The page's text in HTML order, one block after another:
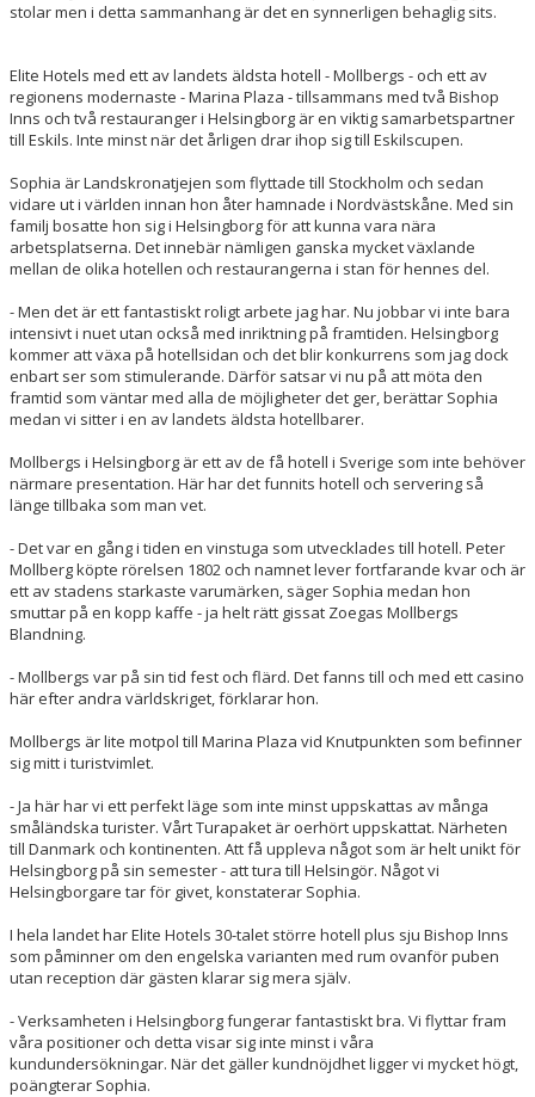
stolar men i detta sammanhang är det en synnerligen behaglig sits.
Elite Hotels med ett av landets äldsta hotell - Mollbergs - och ett av
regionens modernaste - Marina Plaza - tillsammans med två Bishop
Inns och två restauranger i Helsingborg är en viktig samarbetspartner
till Eskils. Inte minst när det årligen drar ihop sig till Eskilscupen.
Sophia är Landskronatjejen som flyttade till Stockholm och sedan
vidare ut i världen innan hon åter hamnade i Nordvästskåne. Med sin
familj bosatte hon sig i Helsingborg för att kunna vara nära
arbetsplatserna. Det innebär nämligen ganska mycket växlande
mellan de olika hotellen och restaurangerna i stan för hennes del.
- Men det är ett fantastiskt roligt arbete jag har. Nu jobbar vi inte bara
intensivt i nuet utan också med inriktning på framtiden. Helsingborg
kommer att växa på hotellsidan och det blir konkurrens som jag dock
enbart ser som stimulerande. Därför satsar vi nu på att möta den
framtid som väntar med alla de möjligheter det ger, berättar Sophia
medan vi sitter i en av landets äldsta hotellbarer.
Mollbergs i Helsingborg är ett av de få hotell i Sverige som inte behöver
närmare presentation. Här har det funnits hotell och servering så
länge tillbaka som man vet.
- Det var en gång i tiden en vinstuga som utvecklades till hotell. Peter
Mollberg köpte rörelsen 1802 och namnet lever fortfarande kvar och är
ett av stadens starkaste varumärken, säger Sophia medan hon
smuttar på en kopp kaffe - ja helt rätt gissat Zoegas Mollbergs
Blandning.
- Mollbergs var på sin tid fest och flärd. Det fanns till och med ett casino
här efter andra världskriget, förklarar hon.
Mollbergs är lite motpol till Marina Plaza vid Knutpunkten som befinner
sig mitt i turistvimlet.
- Ja här har vi ett perfekt läge som inte minst uppskattas av många
småländska turister. Vårt Turapaket är oerhört uppskattat. Närheten
till Danmark och kontinenten. Att få uppleva något som är helt unikt för
Helsingborg på sin semester - att tura till Helsingör. Något vi
Helsingborgare tar för givet, konstaterar Sophia.
I hela landet har Elite Hotels 30-talet större hotell plus sju Bishop Inns
som påminner om den engelska varianten med rum ovanför puben
utan reception där gästen klarar sig mera själv.
- Verksamheten i Helsingborg fungerar fantastiskt bra. Vi flyttar fram
våra positioner och detta visar sig inte minst i våra
kundundersökningar. När det gäller kundnöjdhet ligger vi mycket högt,
poängterar Sophia.